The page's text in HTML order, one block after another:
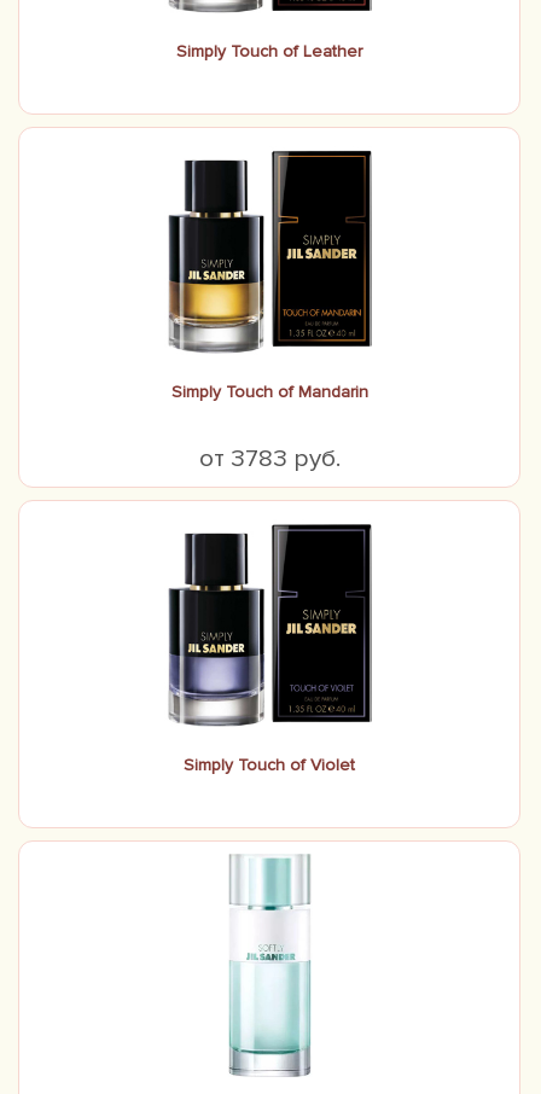
Simply Touch of Leather
Simply Touch of Mandarin
от 3783 руб.
Simply Touch of Violet